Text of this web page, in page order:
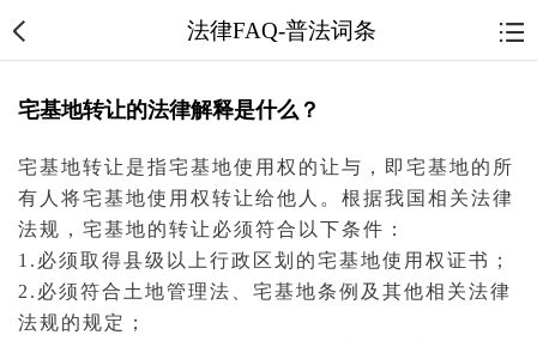
法律FAQ-普法词条
宅基地转让的法律解释是什么？
宅基地转让是指宅基地使用权 的让与，即宅基地的所
有人将宅基地使用权转让给他人。根据我国相关法律
法规 ，宅基地的转让必须符合以下条件：
1.必须取得县级以上行政区划的宅基地使用权证书；
2.必须符合 土地管理法、宅基地条例及其他相关法律
法规的规定；